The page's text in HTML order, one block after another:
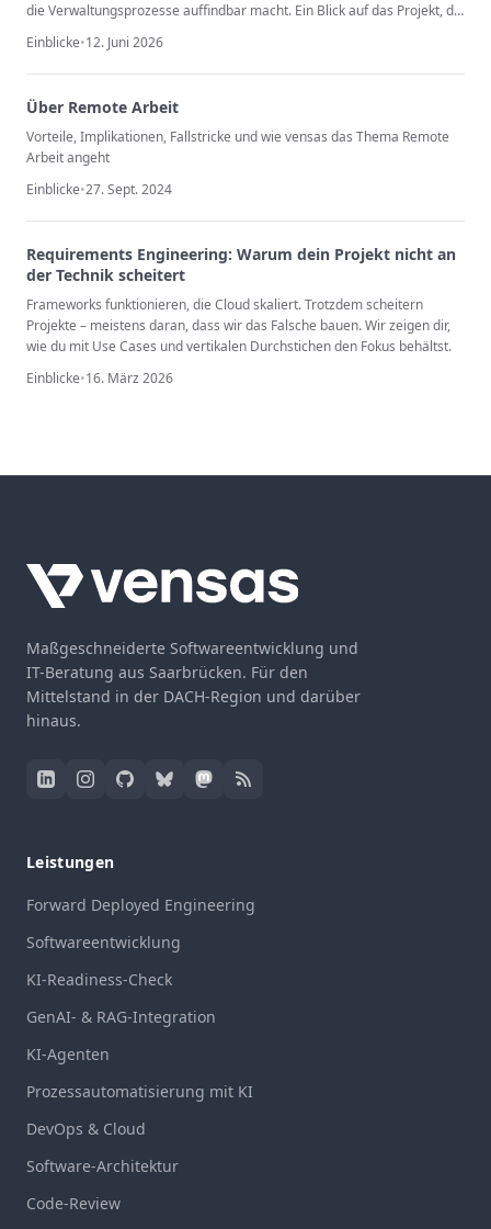
die Verwaltungsprozesse auffindbar macht. Ein Blick auf das Projekt, die
Einblicke•12. Juni 2026
Über Remote Arbeit
Vorteile, Implikationen, Fallstricke und wie vensas das Thema Remote
Arbeit angeht
Einblicke•27. Sept. 2024
Requirements Engineering: Warum dein Projekt nicht an
der Technik scheitert
Frameworks funktionieren, die Cloud skaliert. Trotzdem scheitern
Projekte – meistens daran, dass wir das Falsche bauen. Wir zeigen dir,
wie du mit Use Cases und vertikalen Durchstichen den Fokus behältst.
Einblicke•16. März 2026
Maßgeschneiderte Softwareentwicklung und
IT-Beratung aus Saarbrücken. Für den
Mittelstand in der DACH-Region und darüber
hinaus.
Leistungen
Forward Deployed Engineering
Softwareentwicklung
KI-Readiness-Check
GenAI- & RAG-Integration
KI-Agenten
Prozessautomatisierung mit KI
DevOps & Cloud
Software-Architektur
Code-Review